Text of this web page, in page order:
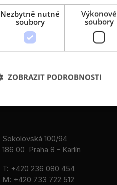
Sokolovská 100/94
186 00 Praha 8 - Karlín
T: +420 236 080 454
M: +420 733 722 512
Nezbytně nutné
soubory
Výkonové
soubory
ZOBRAZIT PODROBNOSTI